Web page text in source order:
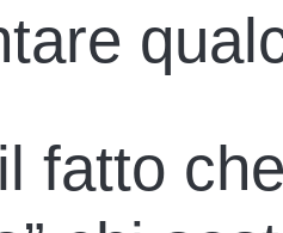
fatto